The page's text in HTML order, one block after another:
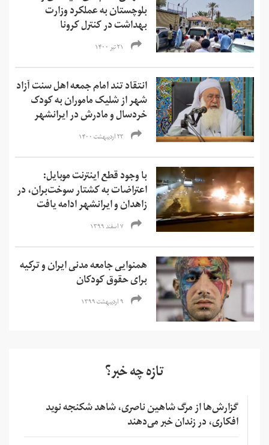
بلوچستان به عملکرد وزارت
بهداشت در کنترل کرونا
۲۱ تیر ۱۴۰۰
انتقاد تند امام جمعه اهل سنت آزاد
شهر از شلیک ماموران به کودک
خردسال و مادرش در ایرانشهر
۲۳ اردیبهشت ۱۴۰۰
با وجود قطع اینترنت موبایل:
اعتراضات به کشتار سوخت‌بران، در
زاهدان و ایرانشهر ادامه یافت
۷ اسفند ۱۳۹۹
همنوایی جامعه مدنی ایران و ترکیه
برای حقوق کودکان
۹ اردیبهشت ۱۳۹۹
تازه چه خبر؟
گزارش‌ها از مرگ شاهین ناصری، شاهد شکنجه نوید
افکاری، در زندان خبر می‌دهند